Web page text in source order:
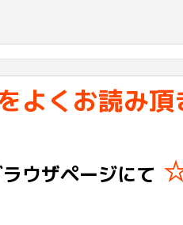
よくお読み
ウザページにて